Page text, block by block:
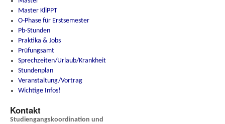
Master KliPPT
O-Phase für Erstsemester
Pb-Stunden
Praktika & Jobs
Prüfungsamt
Sprechzeiten/Urlaub/Krankheit
Stundenplan
Veranstaltung/Vortrag
Wichtige Infos!
Kontakt
Studiengangskoordination und